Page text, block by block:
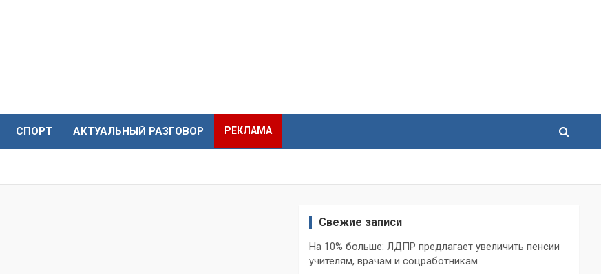
СПОРТ АКТУАЛЬНЫЙ РАЗГОВОР РЕКЛАМА
Свежие записи
На 10% больше: ЛДПР предлагает увеличить пенсии
учителям, врачам и соцработникам